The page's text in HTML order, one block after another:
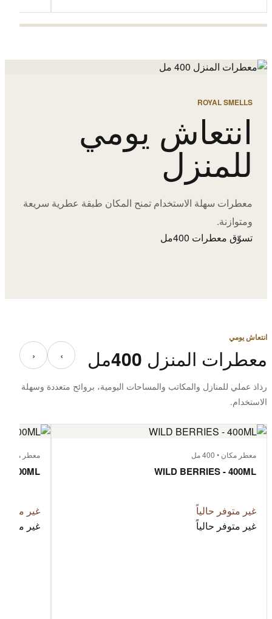
ROYAL SMELLS
انتعاش يومي
للمنزل
معطرات سهلة الاستخدام تمنح المكان طبقة عطرية سريعة
ومتوازنة.
تسوّق معطرات 400مل
انتعاش يومي
معطرات المنزل 400مل
رذاذ عملي للمنازل والمكاتب والمساحات اليومية، بروائح متعددة وسهلة
الاستخدام.
›
‹
معطر مكان • 400 مل
WILD BERRIES - 400ML
غير متوفر حالياً
غير متوفر حالياً
معطر مكان • 400
- 400ML
غير متوفر
غير متوفر